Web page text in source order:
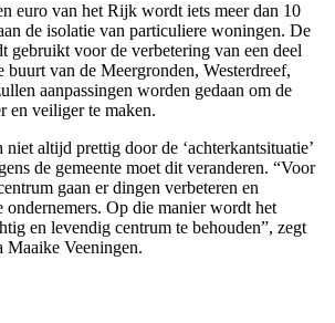
euro van het Rijk wordt iets meer dan 10
de isolatie van particuliere woningen. De
gebruikt voor de verbetering van een deel
buurt van de Meergronden, Westerdreef,
aanpassingen worden gedaan om de
en veiliger te maken.
altijd prettig door de ‘achterkantsituatie’
de gemeente moet dit veranderen. “Voor
gaan er dingen verbeteren en
Op die manier wordt het
en levendig centrum te behouden”, zegt
Maaike Veeningen.